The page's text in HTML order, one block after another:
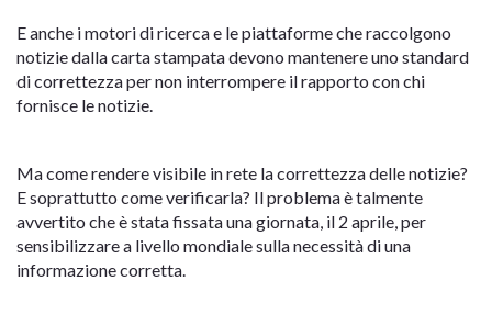
E anche i motori di ricerca e le piattaforme che raccolgono
notizie dalla carta stampata devono mantenere uno standard
di correttezza per non interrompere il rapporto con chi
fornisce le notizie.
Ma come rendere visibile in rete la correttezza delle notizie?
E soprattutto come verificarla? Il problema è talmente
avvertito che è stata fissata una giornata, il 2 aprile, per
sensibilizzare a livello mondiale sulla necessità di una
informazione corretta.